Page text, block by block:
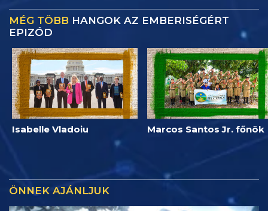
MÉG TÖBB HANGOK AZ EMBERISÉGÉRT
EPIZÓD
Isabelle Vladoiu Marcos Santos Jr. főnök
ÖNNEK AJÁNLJUK